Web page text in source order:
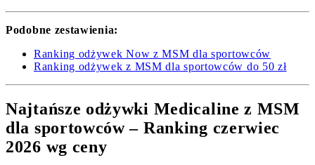
Podobne zestawienia:
Ranking odżywek Now z MSM dla sportowców
Ranking odżywek z MSM dla sportowców do 50 zł
Najtańsze odżywki Medicaline z MSM
dla sportowców – Ranking czerwiec
2026 wg ceny